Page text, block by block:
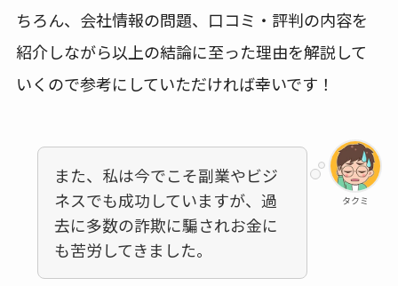
ちろん、会社情報の問題、口コミ・評判の内容を
紹介しながら以上の結論に至った理由を解説して
いくので参考にしていただければ幸いです！
タクミ
また、私は今でこそ副業やビジ
ネスでも成功していますが、過
去に多数の詐欺に騙されお金に
も苦労してきました。